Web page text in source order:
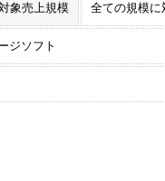
象売上規模 全ての規模に
ジソフト